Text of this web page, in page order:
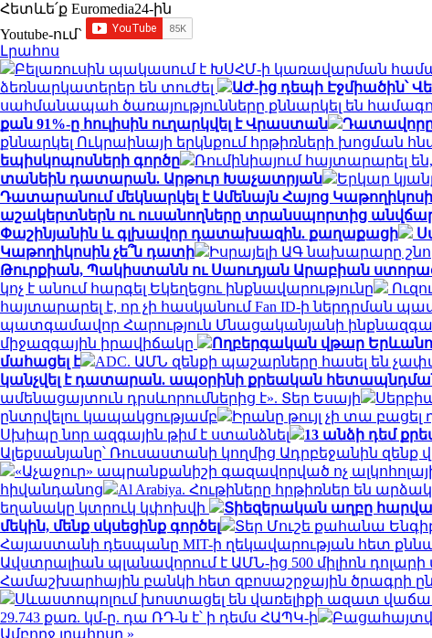
Հետևե՛ք Euromedia24-ին
Youtube-ում`
Լրահոս
Բելառուսին պակասում է ԽՍՀՄ-ի կառավարման
ձեռնարկատերեր են տուժել
ԱԺ-ից դեպի Էջմիածին՝
սահմանապահ ծառայությունները քննարկել են
քան 91%-ը հուլիսին ուղարկվել է Վրաստան
Դատավորը
քննարկել Ուկրաինայի երկնքում հրթիռների խոցման
եպիսկոպոսների գործը
Ռումինիայում հայտարարել
տանեին դատարան. Արթուր Խաչատրյան
Երկար
Դատարանում մեկնարկել է Ամենայն Հայոց Կաթողիկոսի
աշակերտներն ու ուսանողները տրանսպորտից
Փաշինյանին և գլխավոր դատախազին. քաղաքացի
Կաթողիկոսին չե՞ն դատի
Իսրայելի ԱԳ նախարարը
Թուրքիան, Պակիստանն ու Սաուդյան Արաբիան
կոչ է անում հարգել Եկեղեցու ինքնավարությունը
հայտարարել է, որ չի հասկանում Fan ID-ի ներդրման
պատգամավոր Հարություն Մնացականյանի
միջազգային իրավիճակը
Ողբերգական վթար
մահացել է
ADC. ԱՄՆ զենքի պաշարները հասել են
կանչվել է դատարան. ապօրինի քրեական հետապնդման
ամենացայտուն դրսևորումներից է». Տեր Եսայի
ընտրվելու կապակցությամբ
Իրանը թույլ չի տա բացել
Սխիպը նոր ազգային թիմ է ստանձնել
13 անձի դեմ
Ալեքսանյանը՝ Ռուսաստանի կողմից Ադրբեջանին զենք
«Աչաջուր» ապրանքանիշի գազավորված ոչ
հիվանդանոց
Al Arabiya. Հութիները հրթիռներ են
եղանակը կտրուկ կփոխվի
Տիեզերական աղբը
մեկին, մենք սկսեցինք գործել
Տեր Մուշե քահանա
Հայաստանի դեսպանը MIT-ի ղեկավարության հետ
Ավստրալիան պլանավորում է ԱՄՆ-ից 500 միլիոն
Համաշխարհային բանկի հետ զբոսաշրջային ծրագրի
Սևաստոպոլում խոստացել են վառելիքի ազատ
29.743 քառ. կմ-ը. դա ՌԴ-ն է՝ ի դեմս ՀԱՊԿ-ի
Ամբողջ լրահոսը »